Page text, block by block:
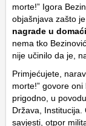
morte!” Igora
objašnjava zašto
nagrade u
nema tko
nije učinilo da je,
Primjećujete,
morte!” govore
prigodno, u
Država,
savjesti, otpor